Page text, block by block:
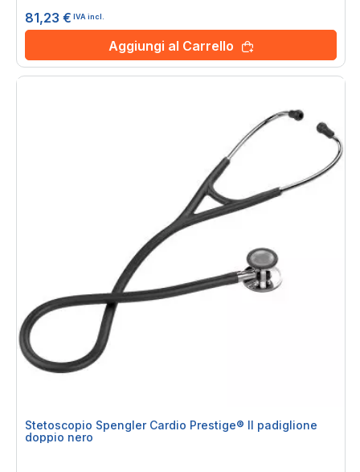
81,23 € IVA incl.
Aggiungi al Carrello
Stetoscopio Spengler Cardio Prestige® II padiglione
doppio nero